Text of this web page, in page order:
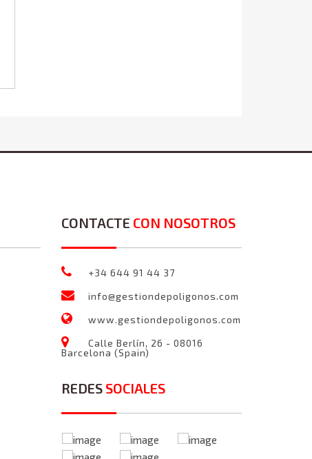
CONTACTE CON NOSOTROS
+34 644 91 44 37
info@gestiondepoligonos.com
www.gestiondepoligonos.com
Calle Berlín, 26 - 08016
Barcelona (Spain)
REDES SOCIALES